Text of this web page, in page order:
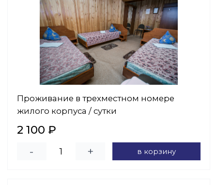
Проживание в трехместном номере
жилого корпуса / сутки
2 100 ₽
-
+ в корзину